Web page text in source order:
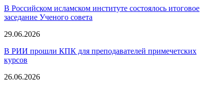
В Российском исламском институте состоялось итоговое
заседание Ученого совета
29.06.2026
В РИИ прошли КПК для преподавателей примечетских
курсов
26.06.2026